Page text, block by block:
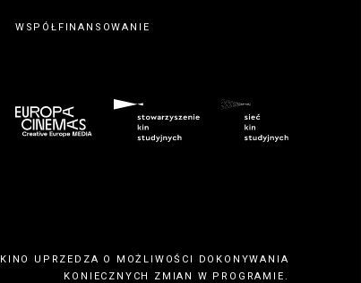
WSPÓŁFINANSOWANIE
KINO UPRZEDZA O MOŻLIWOŚCI DOKONYWANIA
KONIECZNYCH ZMIAN W PROGRAMIE.